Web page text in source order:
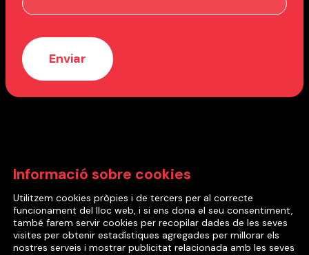
2022 © Cia Mea Culpa Teatre
Informació sobre cookies
Utilitzem cookies pròpies i de tercers per al correcte
funcionament del lloc web, i si ens dona el seu consentiment,
també farem servir cookies per recopilar dades de les seves
visites per obtenir estadístiques agregades per millorar els
nostres serveis i mostrar publicitat relacionada amb les seves